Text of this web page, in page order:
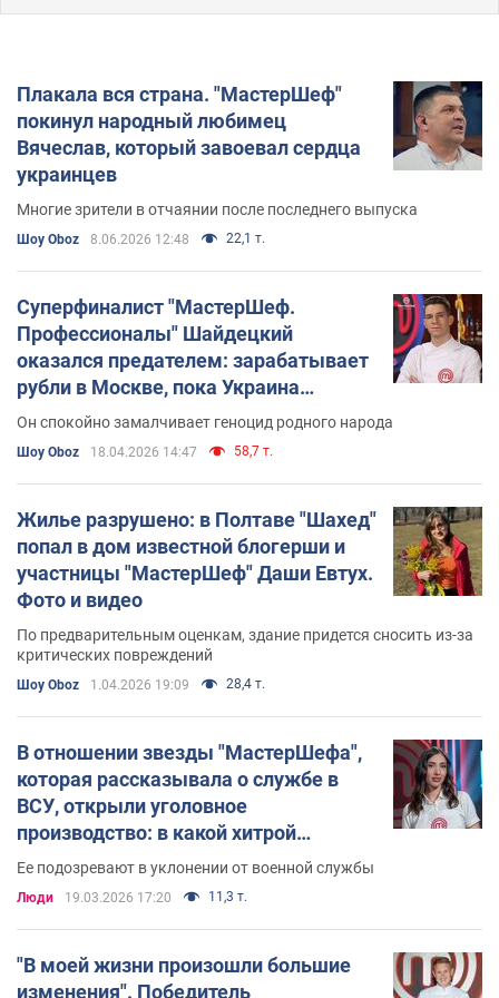
Плакала вся страна. "МастерШеф"
покинул народный любимец
Вячеслав, который завоевал сердца
украинцев
Многие зрители в отчаянии после последнего выпуска
Шоу Oboz 8.06.2026 12:48 22,1 т.
Суперфиналист "МастерШеф.
Профессионалы" Шайдецкий
оказался предателем: зарабатывает
рубли в Москве, пока Украина
страдает от войны
Он спокойно замалчивает геноцид родного народа
Шоу Oboz 18.04.2026 14:47 58,7 т.
Жилье разрушено: в Полтаве "Шахед"
попал в дом известной блогерши и
участницы "МастерШеф" Даши Евтух.
Фото и видео
По предварительным оценкам, здание придется сносить из-за
критических повреждений
Шоу Oboz 1.04.2026 19:09 28,4 т.
В отношении звезды "МастерШефа",
которая рассказывала о службе в
ВСУ, открыли уголовное
производство: в какой хитрой
махинации ее подозревают
Ее подозревают в уклонении от военной службы
Люди 19.03.2026 17:20 11,3 т.
"В моей жизни произошли большие
изменения". Победитель